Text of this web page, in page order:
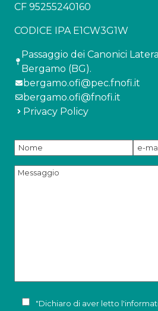
CF 95255240160
CODICE IPA E1CW3G1W
Passaggio dei Canonici
Bergamo (BG).
bergamo.ofi@pec.fnofi.it
bergamo.ofi@fnofi.it
Privacy Policy
"Dichiaro di aver letto l'